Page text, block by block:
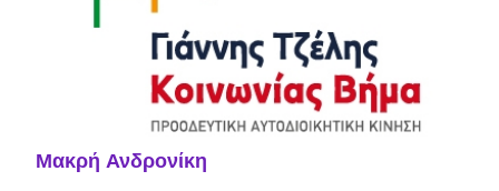
Μακρή Ανδρονίκη